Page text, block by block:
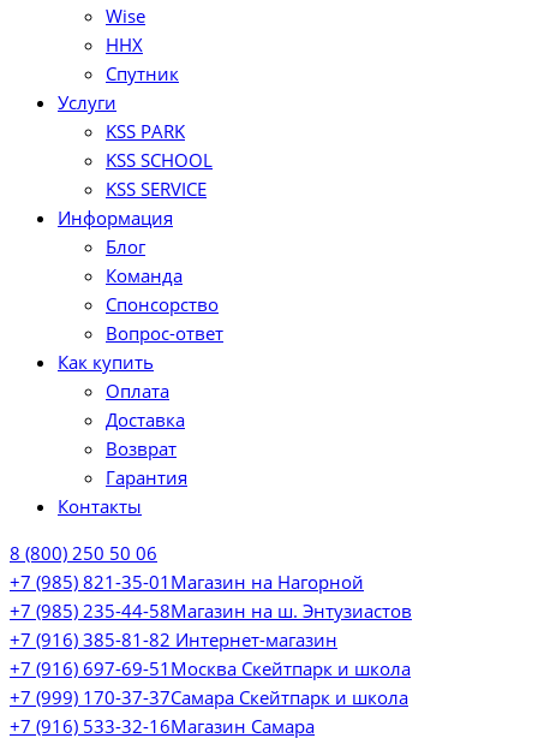
Wise
ННХ
Спутник
Услуги
KSS PARK
KSS SCHOOL
KSS SERVICE
Информация
Блог
Команда
Спонсорство
Вопрос-ответ
Как купить
Оплата
Доставка
Возврат
Гарантия
Контакты
8 (800) 250 50 06
+7 (985) 821-35-01 Магазин на Нагорной
+7 (985) 235-44-58Магазин на ш. Энтузиастов
+7 (916) 385-81-82 Интернет-магазин
+7 (916) 697-69-51 Москва Скейтпарк и школа
+7 (999) 170-37-37Самара Скейтпарк и школа
+7 (916) 533-32-16Магазин Самара